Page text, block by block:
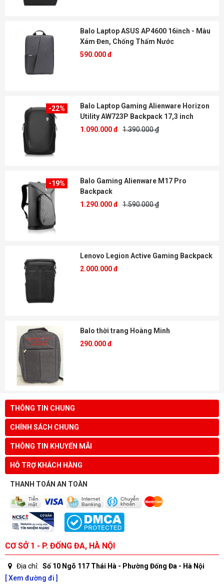
Balo Laptop ASUS AP4600 16inch - Màu
Xám Đen, Chống Thấm Nước
590.000 đ
-22%
Balo Laptop Gaming Alienware Horizon
Utility AW723P Backpack 17,3 inch
1.090.000 đ 1.390.000 ₫
-19%
Balo Gaming Alienware M17 Pro
Backpack
1.290.000 đ 1.590.000 ₫
Lenovo Legion Active Gaming Backpack
2.000.000 đ
Balo thời trang Hoàng Minh
290.000 đ
THÔNG TIN CHUNG
CHÍNH SÁCH CHUNG
THÔNG TIN KHUYẾN MÃI
HỖ TRỢ KHÁCH HÀNG
THANH TOÁN AN TOÀN
CƠ SỞ 1 - P. ĐỐNG ĐA, HÀ NỘI
Địa chỉ: Số 10 Ngõ 117 Thái Hà - Phường Đống Đa - Hà Nội
[ Xem đường đi ]